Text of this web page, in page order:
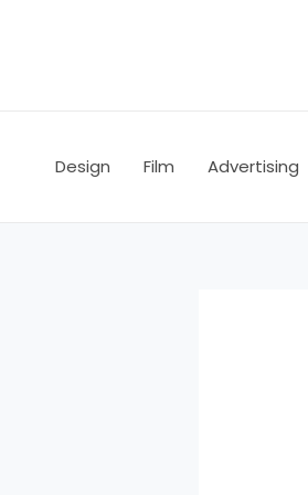
Design Film Advertising